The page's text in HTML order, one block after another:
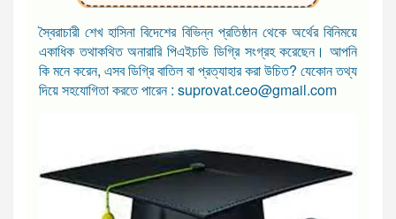
স্বৈরাচারী শেখ হাসিনা বিদেশের বিভিন্ন প্রতিষ্ঠান থেকে অর্থের বিনিময়ে
একাধিক তথাকথিত অনারারি পিএইচডি ডিগ্রি সংগ্রহ করেছেন। আপনি
কি মনে করেন, এসব ডিগ্রি বাতিল বা প্রত্যাহার করা উচিত? যেকোন তথ্য
দিয়ে সহযোগিতা করতে পারেন : suprovat.ceo@gmail.com